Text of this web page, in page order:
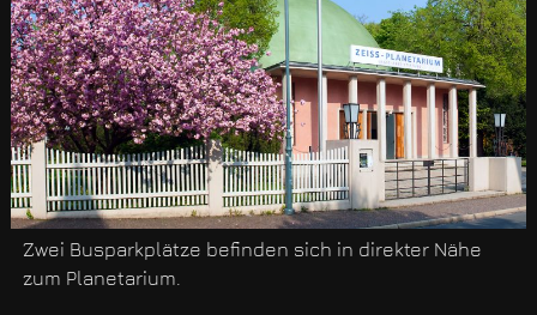
Zwei Busparkplätze befinden sich in direkter Nähe
zum Planetarium.